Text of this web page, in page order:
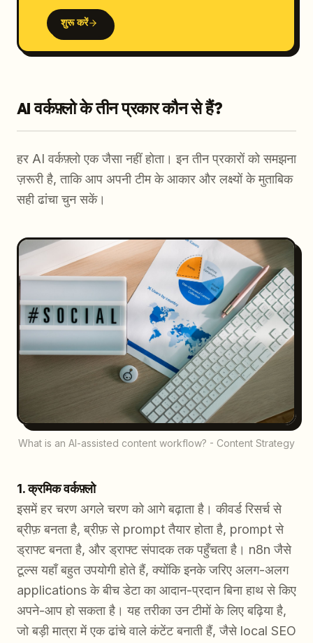
शुरू करें
AI वर्कफ़्लो के तीन प्रकार कौन से हैं?
हर AI वर्कफ़्लो एक जैसा नहीं होता। इन तीन प्रकारों को समझना
ज़रूरी है, ताकि आप अपनी टीम के आकार और लक्ष्यों के मुताबिक
सही ढांचा चुन सकें।
What is an AI-assisted content workflow? - Content Strategy
1. क्रमिक वर्कफ़्लो
इसमें हर चरण अगले चरण को आगे बढ़ाता है। कीवर्ड रिसर्च से
ब्रीफ़ बनता है, ब्रीफ़ से prompt तैयार होता है, prompt से
ड्राफ्ट बनता है, और ड्राफ्ट संपादक तक पहुँचता है। n8n जैसे
टूल्स यहाँ बहुत उपयोगी होते हैं, क्योंकि इनके जरिए अलग-अलग
applications के बीच डेटा का आदान-प्रदान बिना हाथ से किए
अपने-आप हो सकता है। यह तरीका उन टीमों के लिए बढ़िया है,
जो बड़ी मात्रा में एक ढांचे वाले कंटेंट बनाती हैं, जैसे local SEO